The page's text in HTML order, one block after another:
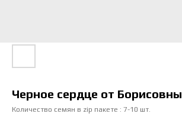
Черное сердце от Борисовны
Количество семян в zip пакете : 7-10 шт.